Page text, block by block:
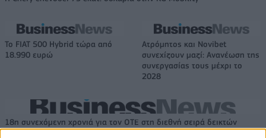
Το FIAT 500 Hybrid τώρα από
18.990 ευρώ
Ατρόμητος και Novibet
συνεχίζουν μαζί: Ανανέωση της
συνεργασίας τους μέχρι το
2028
18η συνεχόμενη χρονιά για τον ΟΤΕ στη διεθνή σειρά δεικτών
FTSE4Good